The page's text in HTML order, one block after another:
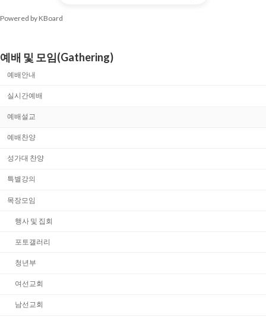
Powered by KBoard
예배 및 모임(Gathering)
예배안내
실시간예배
예배설교
예배찬양
성가대 찬양
특별강의
목장모임
행사 및 집회
포토갤러리
청년부
여선교회
남선교회